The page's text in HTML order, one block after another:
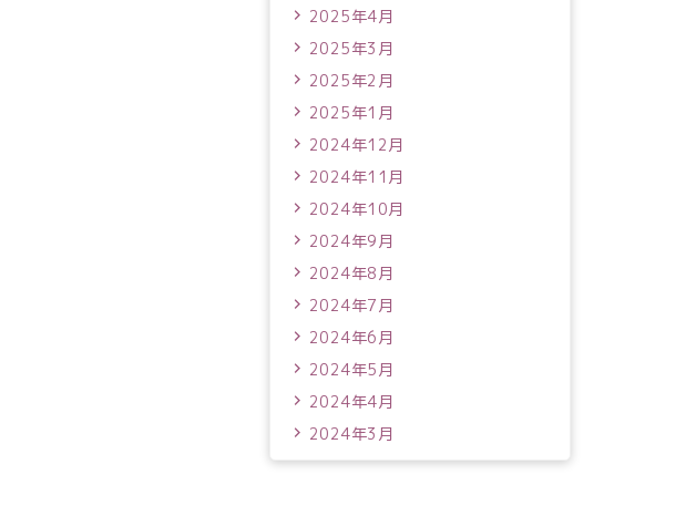
2025年4月
2025年3月
2025年2月
2025年1月
2024年12月
2024年11月
2024年10月
2024年9月
2024年8月
2024年7月
2024年6月
2024年5月
2024年4月
2024年3月